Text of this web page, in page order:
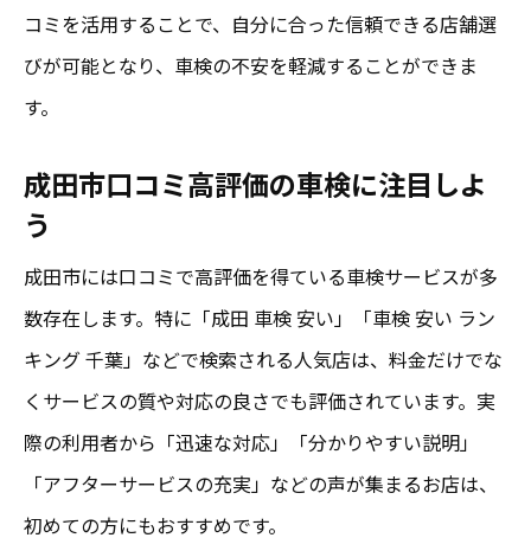
コミを活用することで、自分に合った信頼できる店舗選
びが可能となり、車検の不安を軽減することができま
す。
成田市口コミ高評価の車検に注目しよ
う
成田市には口コミで高評価を得ている車検サービスが多
数存在します。特に「成田 車検 安い」「車検 安い ラン
キング 千葉」などで検索される人気店は、料金だけでな
くサービスの質や対応の良さでも評価されています。実
際の利用者から「迅速な対応」「分かりやすい説明」
「アフターサービスの充実」などの声が集まるお店は、
初めての方にもおすすめです。